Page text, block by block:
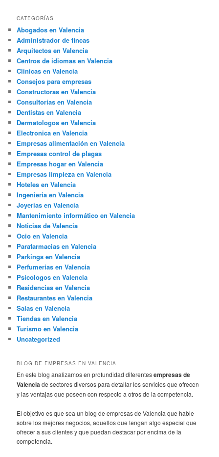
CATEGORÍAS
Abogados en Valencia
Administrador de fincas
Arquitectos en Valencia
Centros de idiomas en Valencia
Clinicas en Valencia
Consejos para empresas
Constructoras en Valencia
Consultorias en Valencia
Dentistas en Valencia
Dermatologos en Valencia
Electronica en Valencia
Empresas alimentación en Valencia
Empresas control de plagas
Empresas hogar en Valencia
Empresas limpieza en Valencia
Hoteles en Valencia
Ingenieria en Valencia
Joyerias en Valencia
Mantenimiento informático en Valencia
Noticias de Valencia
Ocio en Valencia
Parafarmacias en Valencia
Parkings en Valencia
Perfumerias en Valencia
Psicologos en Valencia
Residencias en Valencia
Restaurantes en Valencia
Salas en Valencia
Tiendas en Valencia
Turismo en Valencia
Uncategorized
BLOG DE EMPRESAS EN VALENCIA
En este blog analizamos en profundidad diferentesempresas de
Valenciade sectores diversos para detallar los servicios que ofrecen
y las ventajas que poseen con respecto a otros de la competencia.
El objetivo es que sea un blog de empresas de Valencia que hable
sobre los mejores negocios, aquellos que tengan algo especial que
ofrecer a sus clientes y que puedan destacar por encima de la
competencia.